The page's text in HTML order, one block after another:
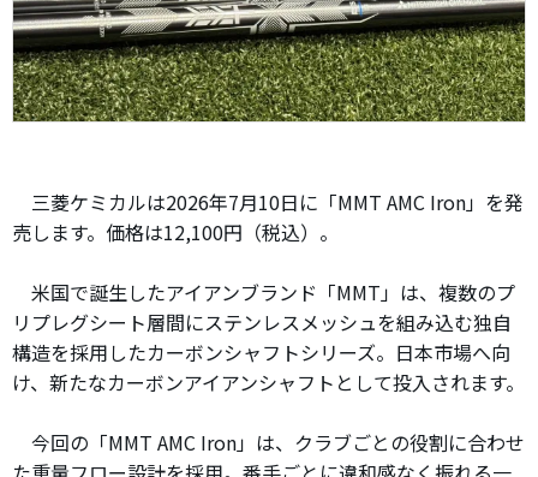
三菱ケミカルは2026年7月10日に「MMT AMC Iron」を発
売します。価格は12,100円（税込）。
米国で誕生したアイアンブランド「MMT」は、複数のプ
リプレグシート層間にステンレスメッシュを組み込む独自
構造を採用したカーボンシャフトシリーズ。日本市場へ向
け、新たなカーボンアイアンシャフトとして投入されます。
今回の「MMT AMC Iron」は、クラブごとの役割に合わせ